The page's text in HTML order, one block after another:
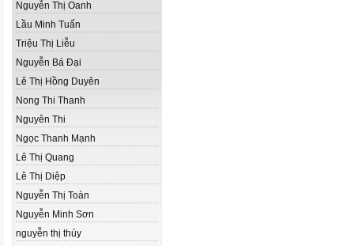
Nguyễn Thị Oanh
Lầu Minh Tuấn
Triệu Thị Liễu
Nguyễn Bá Đại
Lê Thị Hồng Duyên
Nong Thi Thanh
Nguyên Thi
Ngọc Thanh Mạnh
Lê Thị Quang
Lê Thị Diệp
Nguyễn Thị Toàn
Nguyễn Minh Sơn
nguyễn thị thúy